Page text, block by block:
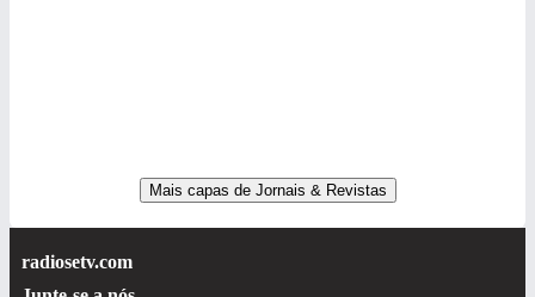
Mais capas de Jornais & Revistas
radiosetv.com